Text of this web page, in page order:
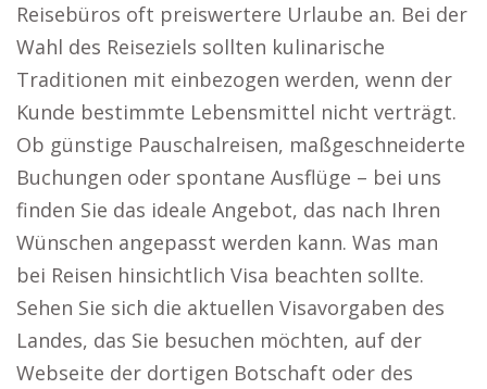
Reisebüros oft preiswertere Urlaube an. Bei der
Wahl des Reiseziels sollten kulinarische
Traditionen mit einbezogen werden, wenn der
Kunde bestimmte Lebensmittel nicht verträgt.
Ob günstige Pauschalreisen, maßgeschneiderte
Buchungen oder spontane Ausflüge – bei uns
finden Sie das ideale Angebot, das nach Ihren
Wünschen angepasst werden kann. Was man
bei Reisen hinsichtlich Visa beachten sollte.
Sehen Sie sich die aktuellen Visavorgaben des
Landes, das Sie besuchen möchten, auf der
Webseite der dortigen Botschaft oder des